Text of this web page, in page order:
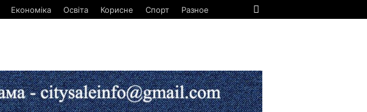
Економіка Освіта Корисне Спорт Разное